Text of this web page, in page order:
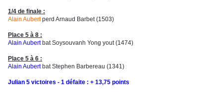
1/4 de finale :
Alain Aubertperd Arnaud Barbet (1503)
Place 5 à 8 :
Alain Aubert bat Soysouvanh Yong yout (1474)
Place 5 à 6 :
Alain Aubert bat Stephen Barbereau (1341)
Julian 5 victoires - 1 défaite : + 13,75 points